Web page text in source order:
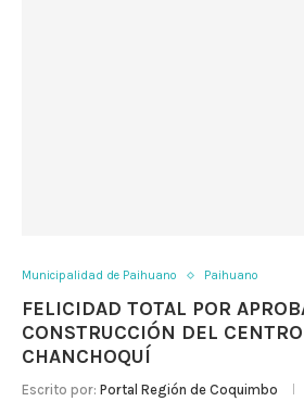
Municipalidad de Paihuano Paihuano
FELICIDAD TOTAL POR
CONSTRUCCIÓN DEL
CHANCHOQUÍ
Escrito por: Portal Región de Coquimbo